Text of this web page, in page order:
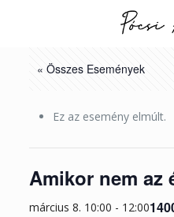
« Összes Események
Ez az esemény elmúlt.
Amikor nem az
március 8. 10:00 - 12:00